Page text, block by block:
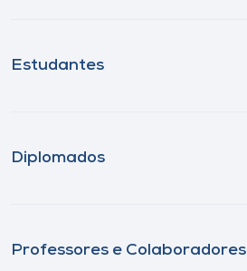
Estudantes
Diplomados
Professores e Colaboradores